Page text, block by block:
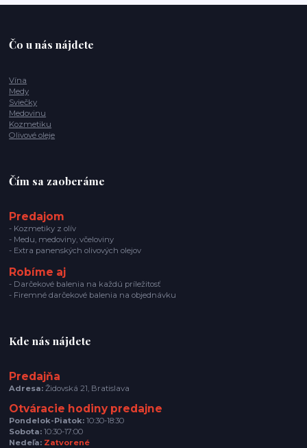
Čo u nás nájdete
Vína
Medy
Sviečky
Medovinu
Kozmetiku
Olivové oleje
Čím sa zaoberáme
Predajom
- Kozmetiky z olív
- Medu, medoviny, včeloviny
- Extra panenských olivových olejov
Robíme aj
- Darčekové balenia na každú príležitosť
- Firemné darčekové balenia na objednávku
Kde nás nájdete
Predajňa
Adresa: Židovská 21, Bratislava
Otváracie hodiny predajne
Pondelok-Piatok: 10:30-18:30
Sobota: 10:30-17:00
Nedeľa: Zatvorené